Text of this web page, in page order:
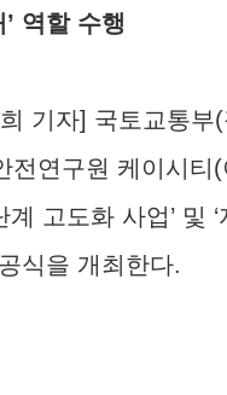
역할 수행
기자] 국토교통부
전연구원 케이시티
계 고도화 사업’ 및 ‘
식을 개최한다.